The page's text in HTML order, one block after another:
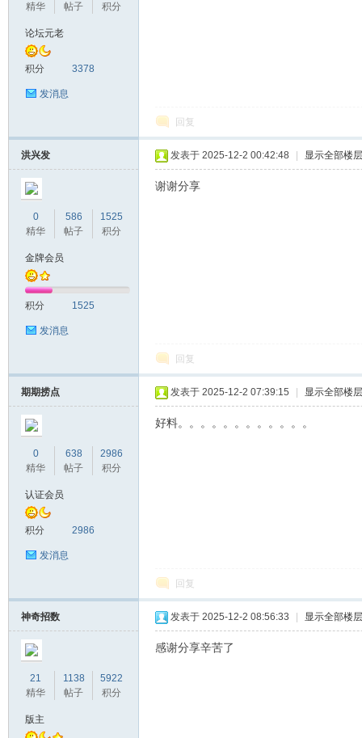
精华
帖子
积分
论坛元老
积分 3378
发消息
回复
洪兴发
0
精华
586
帖子
1525
积分
金牌会员
积分 1525
发消息
发表于 2025-12-2 00:42:48 显示全部楼层
谢谢分享
回复
期期捞点
0
精华
638
帖子
2986
积分
认证会员
积分 2986
发消息
发表于 2025-12-2 07:39:15 显示全部楼层
好料。。。。。。。。。。。。
回复
神奇招数
21
精华
1138
帖子
5922
积分
版主
发表于 2025-12-2 08:56:33 显示全部楼层
感谢分享辛苦了